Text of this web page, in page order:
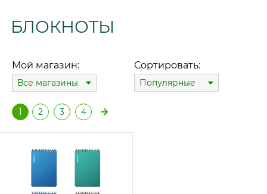
БЛОКНОТЫ
Мой магазин:
Все магазины
Сортировать:
Популярные
1 2 3 4